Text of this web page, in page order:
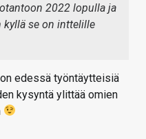
2022 lopulla ja
se on inttelille
edessä työntäytteisiä
kysyntä ylittää omien